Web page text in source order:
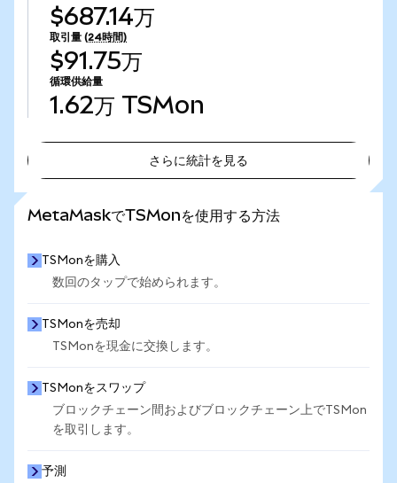
$687.14万
取引量 (24時間)
$91.75万
循環供給量
1.62万 TSMon
さらに統計を見る
MetaMaskでTSMonを使用する方法
TSMonを購入
数回のタップで始められます。
TSMonを売却
TSMonを現金に交換します。
TSMonをスワップ
ブロックチェーン間およびブロックチェーン上でTSMon
を取引します。
予測